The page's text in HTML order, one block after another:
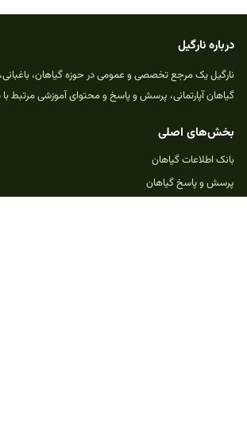
درباره نارگیل
نارگیل یک مرجع تخصصی و عمومی در حوزه گیاهان،
گیاهان آپارتمانی، پرسش و پاسخ و محتوای آموزشی مرتبط
بخش‌های اصلی
بانک اطلاعات گیاهان
پرسش و پاسخ گیاهان